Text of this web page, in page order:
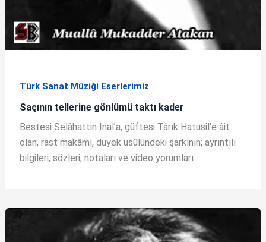
Türk Sanat Müziği Eserlerimiz
Saçının tellerine gönlümü taktı kader
Bestesi Selâhattin İnal’a, güftesi Târık Hatusil’e âit
olan, rast makâmı, düyek usûlündeki şarkının; ayrıntılı
bilgileri, sözleri, notaları ve video yorumları.